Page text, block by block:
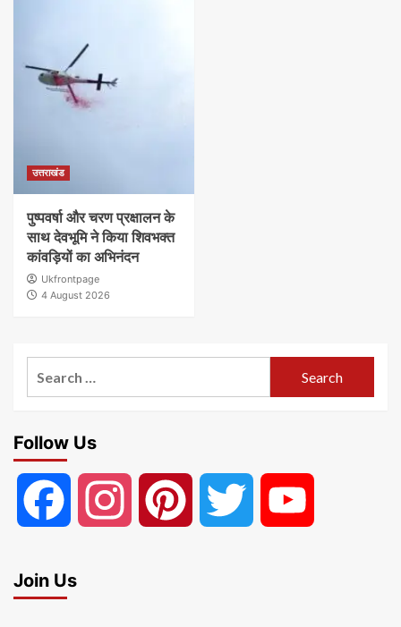
उत्तराखंड
पुष्पवर्षा और चरण प्रक्षालन के
साथ देवभूमि ने किया शिवभक्त
कांवड़ियों का अभिनंदन
Ukfrontpage
4 August 2026
Follow Us
Facebook Instagram Pinterest Twitter
Join Us